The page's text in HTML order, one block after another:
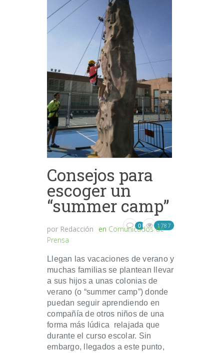
Consejos para
escoger un
“summer camp”
por Redacción en Comunicados de
Prensa
0 1787
Llegan las vacaciones de verano y
muchas familias se plantean llevar
a sus hijos a unas colonias de
verano (o “summer camp”) donde
puedan seguir aprendiendo en
compañía de otros niños de una
forma más lúdica relajada que
durante el curso escolar. Sin
embargo, llegados a este punto,